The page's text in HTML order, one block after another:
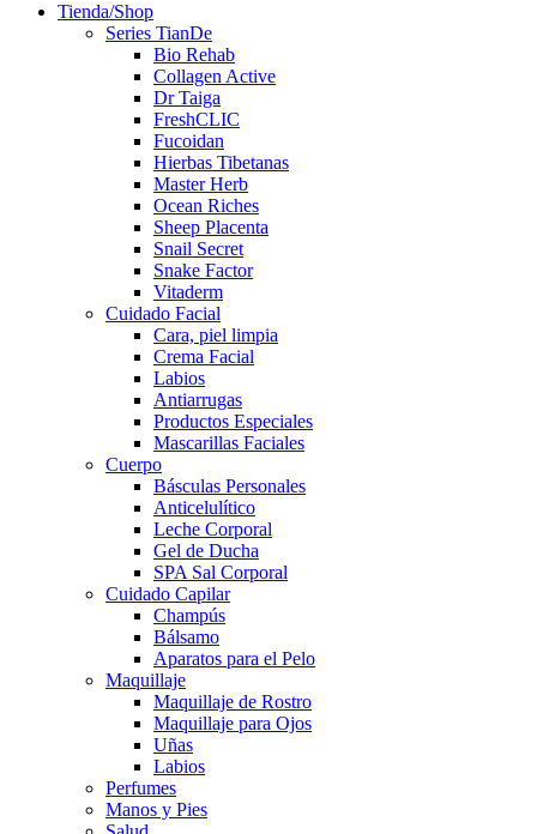
Tienda/Shop
Series TianDe
Bio Rehab
Collagen Active
Dr Taiga
FreshCLIC
Fucoidan
Hierbas Tibetanas
Master Herb
Ocean Riches
Sheep Placenta
Snail Secret
Snake Factor
Vitaderm
Cuidado Facial
Cara, piel limpia
Crema Facial
Labios
Antiarrugas
Productos Especiales
Mascarillas Faciales
Cuerpo
Básculas Personales
Anticelulítico
Leche Corporal
Gel de Ducha
SPA Sal Corporal
Cuidado Capilar
Champús
Bálsamo
Aparatos para el Pelo
Maquillaje
Maquillaje de Rostro
Maquillaje para Ojos
Uñas
Labios
Perfumes
Manos y Pies